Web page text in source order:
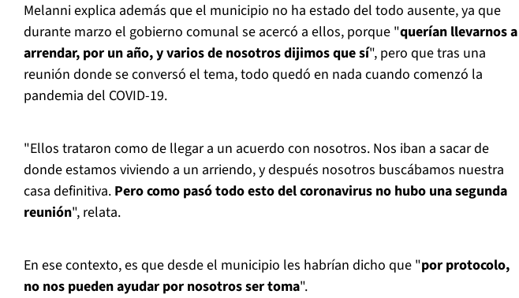
Melanni explica además que el municipio no ha estado del todo ausente, ya que
durante marzo el gobierno comunal se acercó a ellos, porque "querían llevarnos a
arrendar, por un año, y varios de nosotros dijimos que sí", pero que tras una
reunión donde se conversó el tema, todo quedó en nada cuando comenzó la
pandemia del COVID-19.
"Ellos trataron como de llegar a un acuerdo con nosotros. Nos iban a sacar de
donde estamos viviendo a un arriendo, y después nosotros buscábamos nuestra
casa definitiva. Pero como pasó todo esto del coronavirus no hubo una segunda
reunión", relata.
En ese contexto, es que desde el municipio les habrían dicho que "por protocolo,
no nos pueden ayudar por nosotros ser toma".